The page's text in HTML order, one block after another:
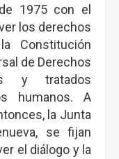
1975 con el
los derechos
Constitución
de Derechos
y tratados
humanos. A
la Junta
se fijan
el diálogo y la